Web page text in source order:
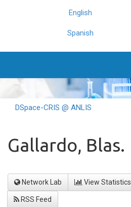
English
Spanish
DSpace-CRIS @ ANLIS
Gallardo, Blas.
Network Lab View Statistics
RSS Feed